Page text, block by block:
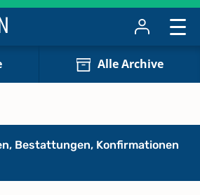
Alle Archive
Bestattungen, Konfirmationen